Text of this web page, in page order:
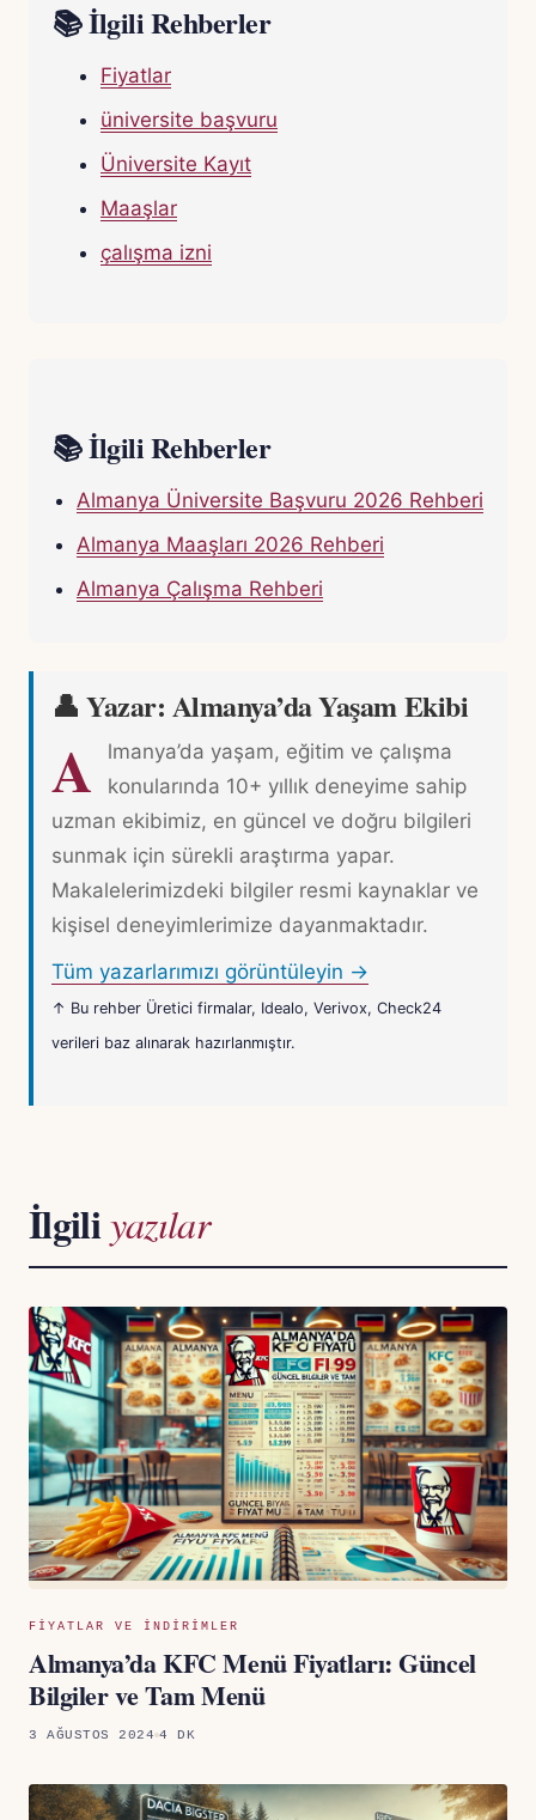
📚 İlgili Rehberler
Fiyatlar
üniversite başvuru
Üniversite Kayıt
Maaşlar
çalışma izni
📚 İlgili Rehberler
Almanya Üniversite Başvuru 2026 Rehberi
Almanya Maaşları 2026 Rehberi
Almanya Çalışma Rehberi
👤 Yazar: Almanya’da Yaşam Ekibi
A
lmanya’da yaşam, eğitim ve çalışma
konularında 10+ yıllık deneyime sahip
uzman ekibimiz, en güncel ve doğru bilgileri
sunmak için sürekli araştırma yapar.
Makalelerimizdeki bilgiler resmi kaynaklar ve
kişisel deneyimlerimize dayanmaktadır.
Tüm yazarlarımızı görüntüleyin →
↑ Bu rehber Üretici firmalar, Idealo, Verivox, Check24
verileri baz alınarak hazırlanmıştır.
İlgiliyazılar
FIYATLAR VE INDIRIMLER
Almanya’da KFC Menü Fiyatları: Güncel
Bilgiler ve Tam Menü
3 AĞUSTOS 2024 4 DK